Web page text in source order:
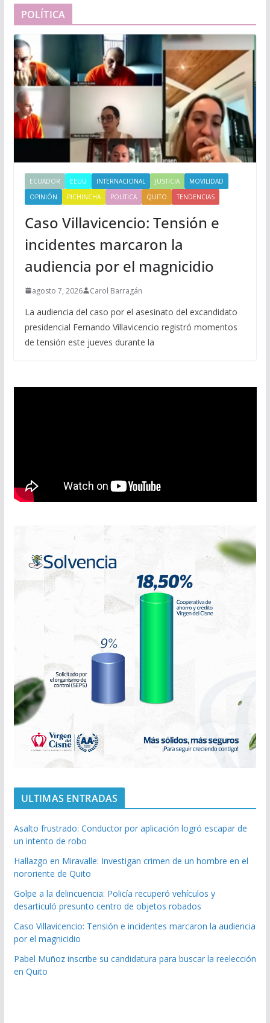
POLÍTICA
ECUADOR EEUU INTERNACIONAL JUSTICIA
MOVILIDAD
OPINIÓN
PICHINCHA POLITICA QUITO TENDENCIAS
Caso Villavicencio: Tensión e
incidentes marcaron la
audiencia por el magnicidio
agosto 7, 2026 Carol Barragán
La audiencia del caso por el asesinato del excandidato
presidencial Fernando Villavicencio registró momentos
de tensión este jueves durante la
ULTIMAS ENTRADAS
Asalto frustrado: Conductor por aplicación logró escapar de
un intento de robo
Hallazgo en Miravalle: Investigan crimen de un hombre en el
nororiente de Quito
Golpe a la delincuencia: Policía recuperó vehículos y
desarticuló presunto centro de objetos robados
Caso Villavicencio: Tensión e incidentes marcaron la audiencia
por el magnicidio
Pabel Muñoz inscribe su candidatura para buscar la reelección
en Quito